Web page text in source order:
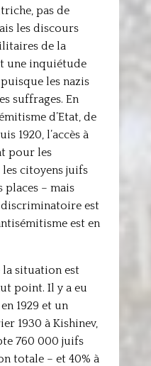
pas de
les discours
de la
une inquiétude
les nazis
suffrages. En
d’Etat, de
1920, l’accès à
pour les
citoyens juifs
places – mais
est
est en
la situation est
point. Il y a eu
1929 et un
1930 à Kishinev,
760 000 juifs
totale – et 40% à